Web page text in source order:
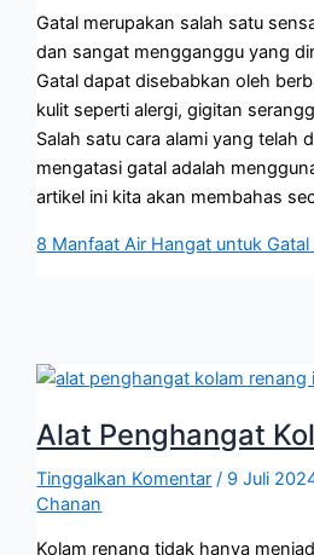
Gatal merupakan salah satu
dan sangat mengganggu yang
Gatal dapat disebabkan oleh
kulit seperti alergi, gigitan
Salah satu cara alami yang telah
mengatasi gatal adalah
artikel ini kita akan membahas
8 Manfaat Air Hangat untuk Gatal
Alat Penghangat
Tinggalkan Komentar / 9 Juli
Chanan
Kolam renang tidak hanya